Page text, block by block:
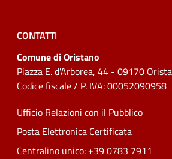
CONTATTI
Comune di Oristano
Piazza E. d'Arborea, 44 - 09170
Codice fiscale / P. IVA: 00052090958
Ufficio Relazioni con il Pubblico
Posta Elettronica Certificata
Centralino unico: +39 0783 7911